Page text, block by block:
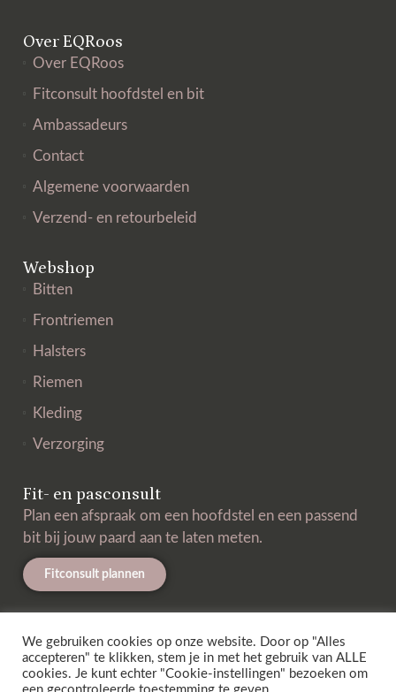
Over EQRoos
Over EQRoos
Fitconsult hoofdstel en bit
Ambassadeurs
Contact
Algemene voorwaarden
Verzend- en retourbeleid
Webshop
Bitten
Frontriemen
Halsters
Riemen
Kleding
Verzorging
Fit- en pasconsult
Plan een afspraak om een hoofdstel en een passend
bit bij jouw paard aan te laten meten.
Fitconsult plannen
Meld je hier aan voor onze e-mails!
We gebruiken cookies op onze website. Door op "Alles
accepteren" te klikken, stem je in met het gebruik van ALLE
cookies. Je kunt echter "Cookie-instellingen" bezoeken om